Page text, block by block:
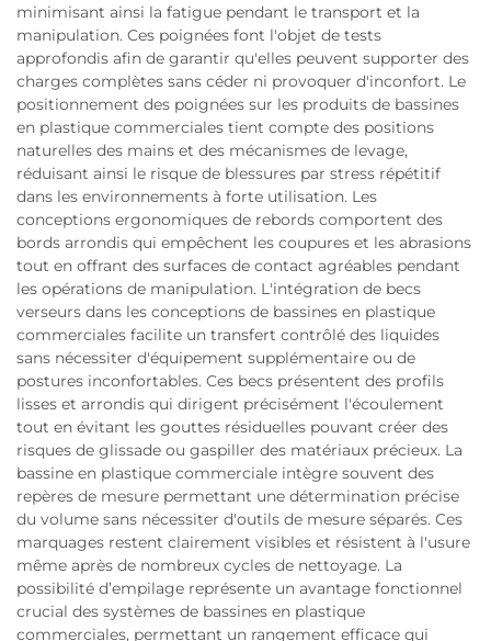
minimisant ainsi la fatigue pendant le transport et la
manipulation. Ces poignées font l'objet de tests
approfondis afin de garantir qu'elles peuvent supporter des
charges complètes sans céder ni provoquer d'inconfort. Le
positionnement des poignées sur les produits de bassines
en plastique commerciales tient compte des positions
naturelles des mains et des mécanismes de levage,
réduisant ainsi le risque de blessures par stress répétitif
dans les environnements à forte utilisation. Les
conceptions ergonomiques de rebords comportent des
bords arrondis qui empêchent les coupures et les abrasions
tout en offrant des surfaces de contact agréables pendant
les opérations de manipulation. L'intégration de becs
verseurs dans les conceptions de bassines en plastique
commerciales facilite un transfert contrôlé des liquides
sans nécessiter d'équipement supplémentaire ou de
postures inconfortables. Ces becs présentent des profils
lisses et arrondis qui dirigent précisément l'écoulement
tout en évitant les gouttes résiduelles pouvant créer des
risques de glissade ou gaspiller des matériaux précieux. La
bassine en plastique commerciale intègre souvent des
repères de mesure permettant une détermination précise
du volume sans nécessiter d'outils de mesure séparés. Ces
marquages restent clairement visibles et résistent à l'usure
même après de nombreux cycles de nettoyage. La
possibilité d’empilage représente un avantage fonctionnel
crucial des systèmes de bassines en plastique
commerciales, permettant un rangement efficace qui